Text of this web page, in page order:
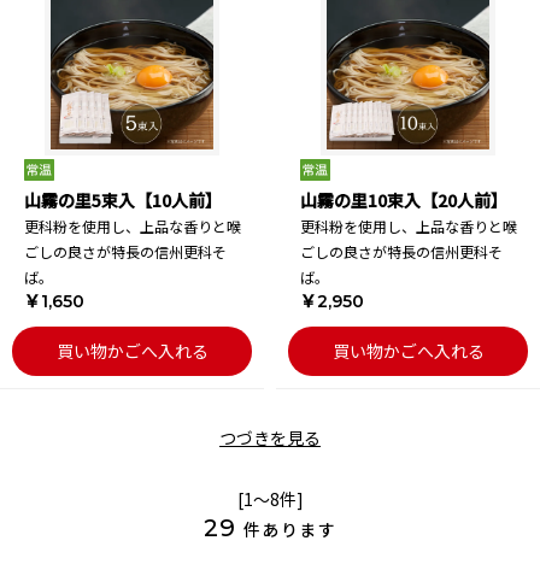
山霧の里5束入【10人前】
更科粉を使用し、上品な香りと喉
ごしの良さが特長の信州更科そ
ば。
￥1,650
買い物かごへ入れる
山霧の里10束入【20人前】
更科粉を使用し、上品な香りと喉
ごしの良さが特長の信州更科そ
ば。
￥2,950
買い物かごへ入れる
つづきを見る
[1～8件]
29 件あります